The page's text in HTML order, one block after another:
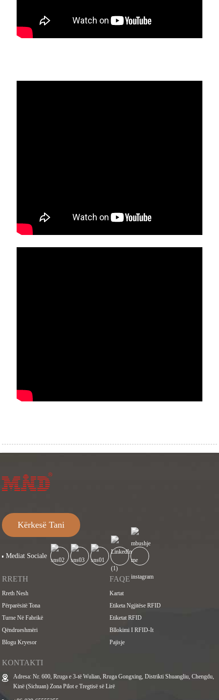
Kërkesë Tani
Mediat Sociale
RRETH
Rreth Nesh
Përparësitë Tona
Turne Në Fabrikë
Qëndrueshmëri
Blogu Kryesor
FAQE
Kartat
Etiketa Ngjitëse RFID
Etiketat RFID
Bllokimi I RFID-It
Pajisje
KONTAKTI
Adresa: Nr. 600, Rruga e 3-të Wulian, Rruga Gongxing, Distrikti Shuangliu, Chengdu,
Kinë (Sichuan) Zona Pilot e Tregtisë së Lirë